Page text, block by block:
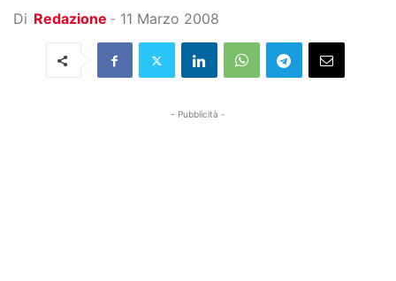
Di Redazione - 11 Marzo 2008
- Pubblicità -